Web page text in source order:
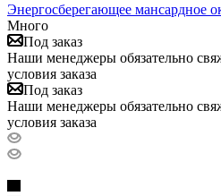
Энергосберегающее мансардное
Много
Под заказ
Наши менеджеры обязательно
условия заказа
Под заказ
Наши менеджеры обязательно
условия заказа